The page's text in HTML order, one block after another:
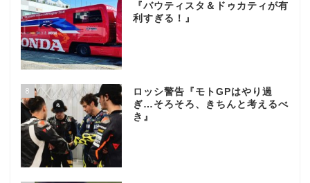
『バウティスタ＆ドゥカティが有
利すぎる！』
8
ロッシ警告『モトGPはやり過
ぎ…そろそろ、きちんと考えるべ
き』